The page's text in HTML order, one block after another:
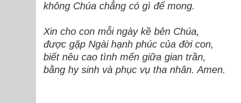
không Chúa chẳng có gì để mong.
Xin cho con mỗi ngày kề bên Chúa,
được gặp Ngài hạnh phúc của đời con,
biết nêu cao tình mến giữa gian trần,
bằng hy sinh và phục vụ tha nhân. Amen.